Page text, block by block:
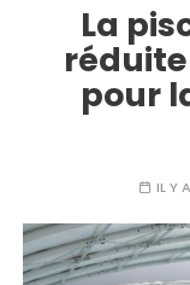
La
pour
IL Y